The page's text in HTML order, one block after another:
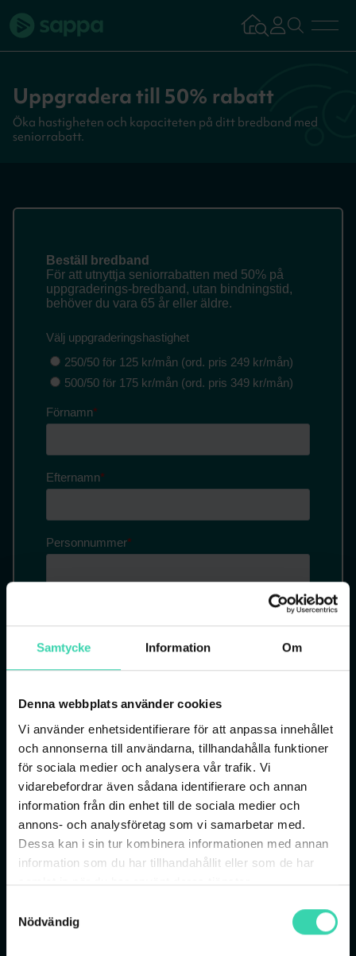
Samtycke Information Om
Denna webbplats använder cookies
Vi använder enhetsidentifierare för att anpassa innehållet
och annonserna till användarna, tillhandahålla funktioner
för sociala medier och analysera vår trafik. Vi
vidarebefordrar även sådana identifierare och annan
information från din enhet till de sociala medier och
annons- och analysföretag som vi samarbetar med.
Dessa kan i sin tur kombinera informationen med annan
information som du har tillhandahållit eller som de har
samlat in när du har använt deras tjänster.
Nödvändig
TV & Streaming
Tillbaka
Logga in
Uppgradera till 50% rabatt
Öka hastigheten och kapaciteten på ditt bredband med
seniorrabatt.